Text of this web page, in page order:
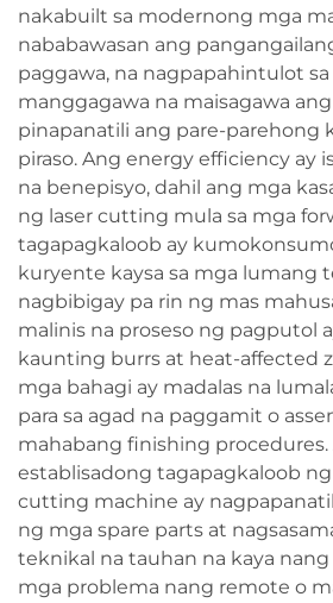
nakabuilt sa modernong mga
nababawasan ang
paggawa, na nagpapahintulot
manggagawa na maisagawa
pinapanatili ang pare-parehong
piraso. Ang energy efficiency ay
na benepisyo, dahil ang mga
ng laser cutting mula sa mga
tagapagkaloob ay
kuryente kaysa sa mga lumang
nagbibigay pa rin ng mas
malinis na proseso ng pagputol
kaunting burrs at heat-affected
mga bahagi ay madalas na
para sa agad na paggamit o
mahabang finishing procedures.
establisadong tagapagkaloob
cutting machine ay
ng mga spare parts at
teknikal na tauhan na kaya
mga problema nang remote o